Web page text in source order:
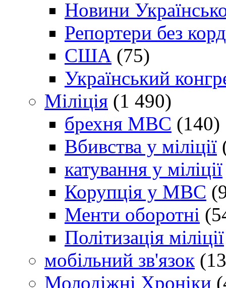
Новини
Репортери без
США (75)
Український
Міліція (1 490)
брехня МВС (140)
Вбивства у міліції
катування у міліції
Корупція у МВС
Менти оборотні
Політизація міліції
мобільний зв'язок
Молодіжні Хроніки